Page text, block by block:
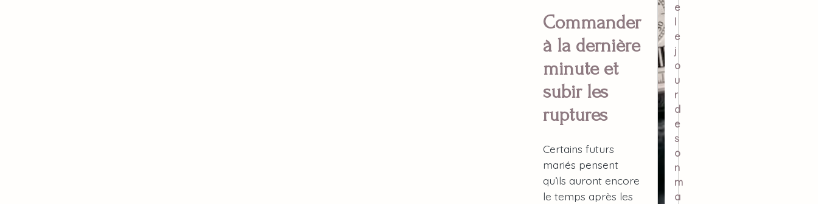
Commander
à la dernière
minute et
subir les
ruptures
Certains futurs
mariés pensent
qu’ils auront encore
le temps après les
e
l
e
j
o
u
r
d
e
s
o
n
m
a